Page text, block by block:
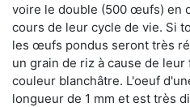
voire le double (500 œufs) en
cours de leur cycle de vie. Si
les œufs pondus seront très
un grain de riz à cause de
couleur blanchâtre. L'oeuf
longueur de 1 mm et est très